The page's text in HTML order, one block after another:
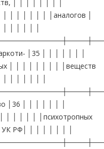
│ │ │ │ │ │ │ │
│ │ │ │ │ │ │ │аналогов │
│ │ │ │ │
│35 │ │ │ │ │ │ │
│ │ │ │ │ │ │ │ │веществ
│ │ │ │ │ │
│36 │ │ │ │ │ │ │
│ │ │ │ │ │ │психотропных
УК РФ│ │ │ │ │ │ │ │